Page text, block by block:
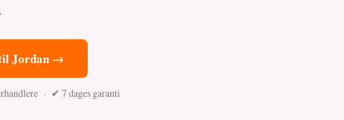
til Jordan →
· ✔ 7 dages garanti